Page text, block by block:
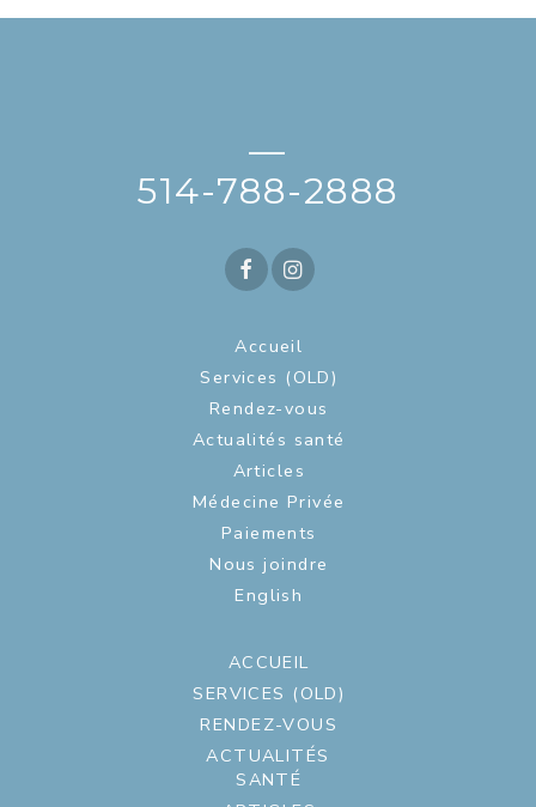
—
514-788-2888
Accueil
Services (OLD)
Rendez-vous
Actualités santé
Articles
Médecine Privée
Paiements
Nous joindre
English
ACCUEIL
SERVICES (OLD)
RENDEZ-VOUS
ACTUALITÉS
SANTÉ